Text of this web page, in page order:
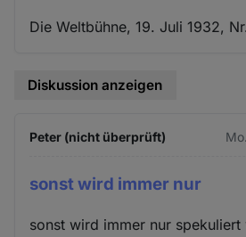
Die Weltbühne, 19. Juli 1932,
Diskussion anzeigen
Peter (nicht überprüft)
sonst wird immer nur
sonst wird immer nur